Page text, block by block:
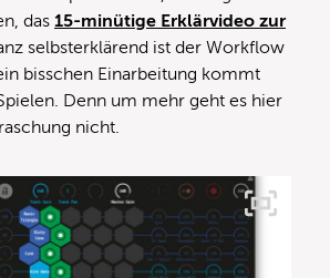
das 15-minütige Erklärvideo zur
selbsterklärend ist der Workflow
bisschen Einarbeitung kommt
Denn um mehr geht es hier
nicht.